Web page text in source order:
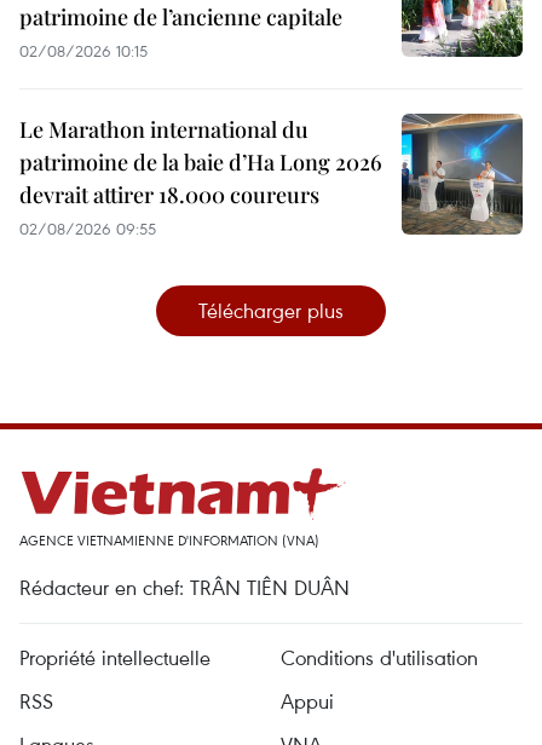
patrimoine de l’ancienne capitale
02/08/2026 10:15
Le Marathon international du
patrimoine de la baie d’Ha Long 2026
devrait attirer 18.000 coureurs
02/08/2026 09:55
Télécharger plus
AGENCE VIETNAMIENNE D'INFORMATION (VNA)
Rédacteur en chef: TRÂN TIÊN DUÂN
Propriété intellectuelle
Conditions d'utilisation
RSS
Appui